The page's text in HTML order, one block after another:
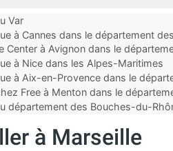
Var
à Cannes dans le département des
Center à Avignon dans le
à Nice dans les Alpes-Maritimes
à Aix-en-Provence dans le
Free à Menton dans le
département des Bouches-du-
à Marseille